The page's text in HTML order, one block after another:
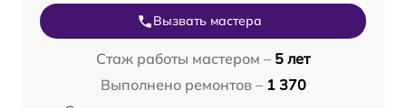
Вызвать мастера
Стаж работы мастером – 5 лет
Выполнено ремонтов – 1 370